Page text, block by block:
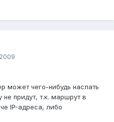
может чего-нибудь наслать
не придут, т.к. маршрут в
IP-адреса, либо